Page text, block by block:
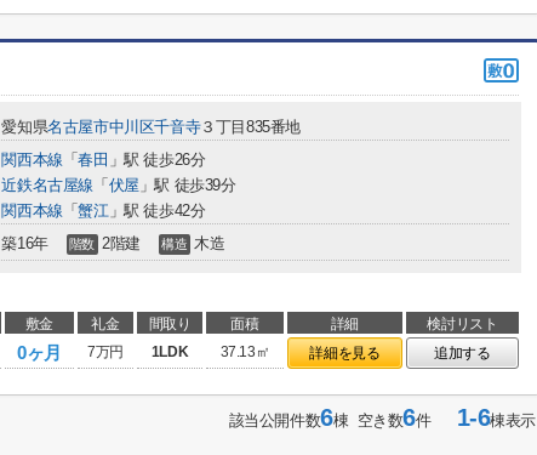
愛知県名古屋市中川区千音寺３丁目835番地
関西本線 「春田 」駅 徒歩26分
近鉄名古屋線 「 伏屋 」駅 徒歩39分
関西本線 「蟹江」駅 徒歩42分
築16年 階数 2階建 構造 木造
敷金 礼金 間取り 面積 詳細
検討リスト
0ヶ月 7万円 1LDK 37.13㎡ 詳細を見る 追加する
該当公開件数6棟 空き数6件1-6棟表示